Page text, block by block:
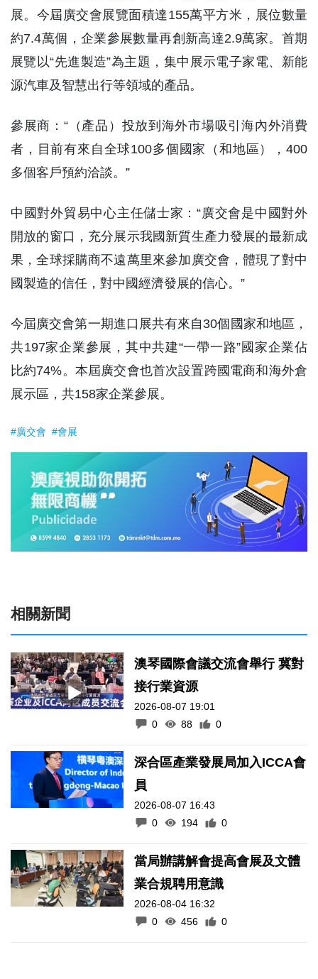
展。今屆廣交會展覽面積達155萬平方米，展位數量
約7.4萬個，企業參展數量再創新高達2.9萬家。首期
展覽以“先進製造”為主題，集中展示電子家電、新能
源汽車及智慧出行等領域的產品。
參展商：“（產品）投放到海外市場吸引海內外消費
者，目前有來自全球100多個國家（和地區），400
多個客戶預約洽談。”
中國對外貿易中心主任儲士家：“廣交會是中國對外
開放的窗口，充分展示我國新質生產力發展的最新成
果，全球採購商不遠萬里來參加廣交會，體現了對中
國製造的信任，對中國經濟發展的信心。”
今屆廣交會第一期進口展共有來自30個國家和地區，
共197家企業參展，其中共建“一帶一路”國家企業佔
比約74%。本屆廣交會也首次設置跨國電商和海外倉
展示區，共158家企業參展。
#廣交會 #會展
相關新聞
澳琴國際會議交流會舉行 冀對
接行業資源
2026-08-07 19:01
0
88 0
深合區產業發展局加入ICCA會
員
2026-08-07 16:43
0
194 0
當局辦講解會提高會展及文體
業合規聘用意識
2026-08-04 16:32
0
456 0